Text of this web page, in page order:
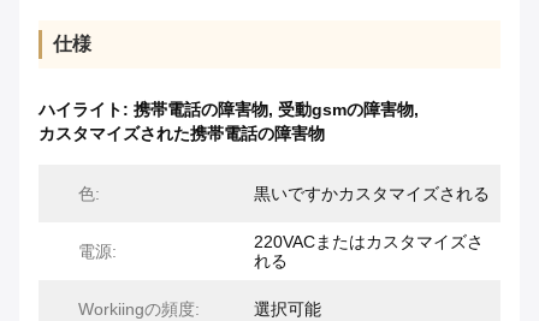
仕様
ハイライト: 携帯電話の障害物, 受動gsmの障害物,
カスタマイズされた携帯電話の障害物
色: 黒いですかカスタマイズされる
電源:
220VACまたはカスタマイズさ
れる
Workiingの頻度: 選択可能